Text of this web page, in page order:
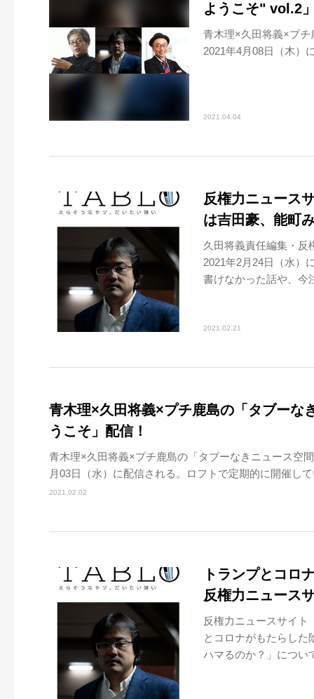
ようこそ" vol.2
青木理×久田将義×プチ
2021年4月08日（木）
2021.04.04
反権力ニュース
は吉田豪、能町
久田将義責任編集・反
2021年2月24日（水）
書けなかった話や、今
2021.02.21
青木理×久田将義×プチ鹿島の「タブーな
うこそ」配信！
青木理×久田将義×プチ鹿島の「タブーなきニュース空
月03日（水）に配信される。ロフトで定期的に開催し
2021.02.02
トランプとコロ
反権力ニュース
反権力ニュースサイト
とコロナがもたらした
ハマるのか？」につい